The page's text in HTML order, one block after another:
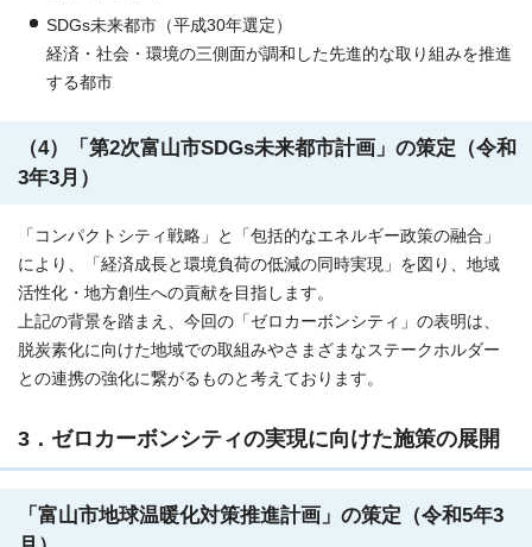
SDGs未来都市（平成30年選定）
経済・社会・環境の三側面が調和した先進的な取り組みを推進
する都市
（4）「第2次富山市SDGs未来都市計画」の策定（令和
3年3月）
「コンパクトシティ戦略」と「包括的なエネルギー政策の融合」
により、「経済成長と環境負荷の低減の同時実現」を図り、地域
活性化・地方創生への貢献を目指します。
上記の背景を踏まえ、今回の「ゼロカーボンシティ」の表明は、
脱炭素化に向けた地域での取組みやさまざまなステークホルダー
との連携の強化に繋がるものと考えております。
3．ゼロカーボンシティの実現に向けた施策の展開
「富山市地球温暖化対策推進計画」の策定（令和5年3